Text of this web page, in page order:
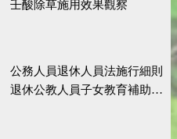
壬酸除草施用效果觀察
公務人員退休人員法施行細則
退休公教人員子女教育補助規定